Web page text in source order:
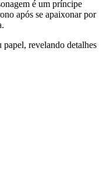
é um príncipe
após se apaixonar por
papel, revelando detalhes